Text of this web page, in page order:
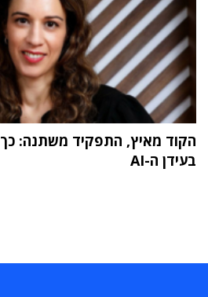
הקוד מאיץ, התפקיד משתנה: כך
בעידן ה-AI